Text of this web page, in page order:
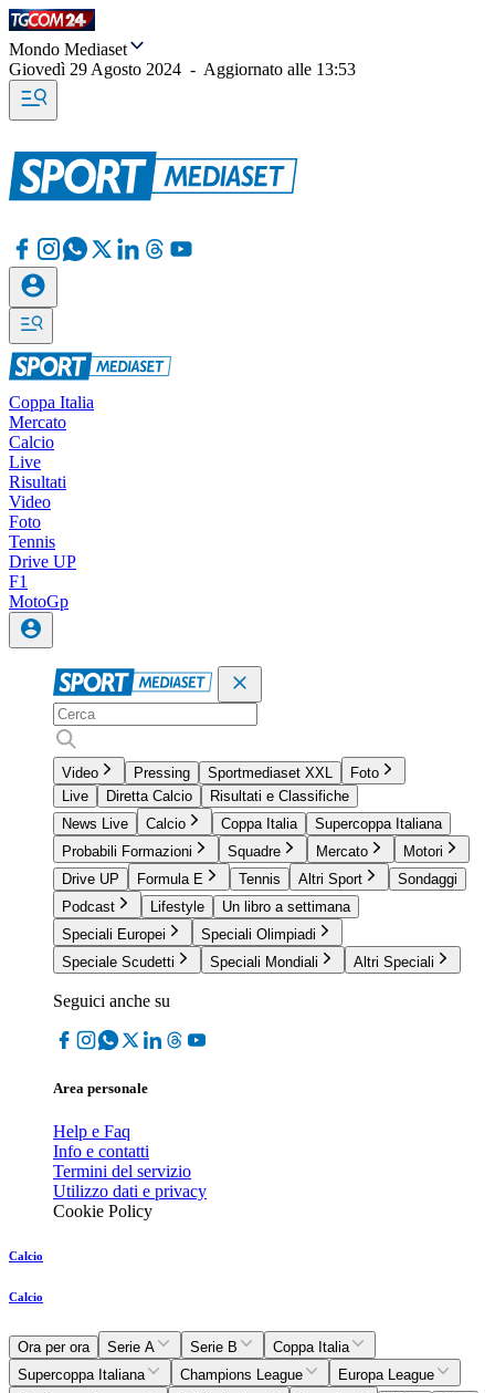
Mondo Mediaset
Giovedì 29 Agosto 2024 - Aggiornato alle 13:53
Coppa Italia
Mercato
Calcio
Live
Risultati
Video
Foto
Tennis
Drive UP
F1
MotoGp
Video Pressing Sportmediaset XXL
Foto
Live
Diretta Calcio
Risultati e Classifiche
News Live
Calcio Coppa Italia
Supercoppa Italiana
Probabili Formazioni
Squadre Mercato
Motori
Drive UP
Formula E Tennis Altri Sport
Sondaggi
Podcast
Lifestyle
Un libro a settimana
Speciali Europei
Speciali Olimpiadi
Speciale Scudetti
Speciali Mondiali Altri Speciali
Seguici anche su
Area personale
Help e Faq
Info e contatti
Termini del servizio
Utilizzo dati e privacy
Cookie Policy
Calcio
Calcio
Ora per ora Serie A Serie B
Coppa Italia
Supercoppa Italiana
Champions League
Europa League